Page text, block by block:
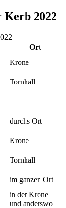
Kerb 2022
Ort
Krone
Tornhall
durchs Ort
Krone
Tornhall
im ganzen Ort
in der Krone
und anderswo